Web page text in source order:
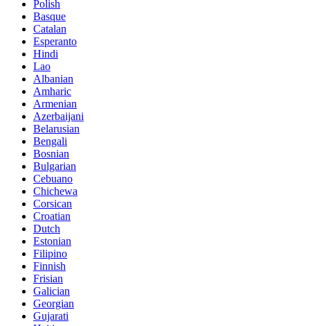
Polish
Basque
Catalan
Esperanto
Hindi
Lao
Albanian
Amharic
Armenian
Azerbaijani
Belarusian
Bengali
Bosnian
Bulgarian
Cebuano
Chichewa
Corsican
Croatian
Dutch
Estonian
Filipino
Finnish
Frisian
Galician
Georgian
Gujarati